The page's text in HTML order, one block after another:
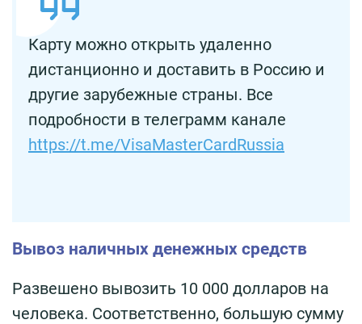
Карту можно открыть удаленно
дистанционно и доставить в Россию и
другие зарубежные страны. Все
подробности в телеграмм канале
https://t.me/VisaMasterCardRussia
Вывоз наличных денежных средств
Развешено вывозить 10 000 долларов на
человека. Соответственно, большую сумму